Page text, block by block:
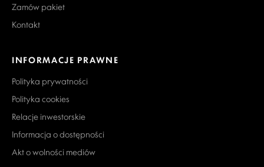
Zamów pakiet
Kontakt
INFORMACJE PRAWNE
Polityka prywatności
Polityka cookies
Relacje inwestorskie
Informacja o dostępności
Akt o wolności mediów